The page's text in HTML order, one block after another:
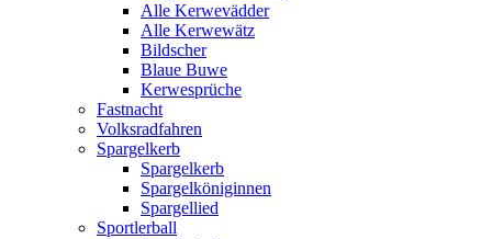
Alle Kerwevädder
Alle Kerwewätz
Bildscher
Blaue Buwe
Kerwesprüche
Fastnacht
Volksradfahren
Spargelkerb
Spargelkerb
Spargelköniginnen
Spargellied
Sportlerball